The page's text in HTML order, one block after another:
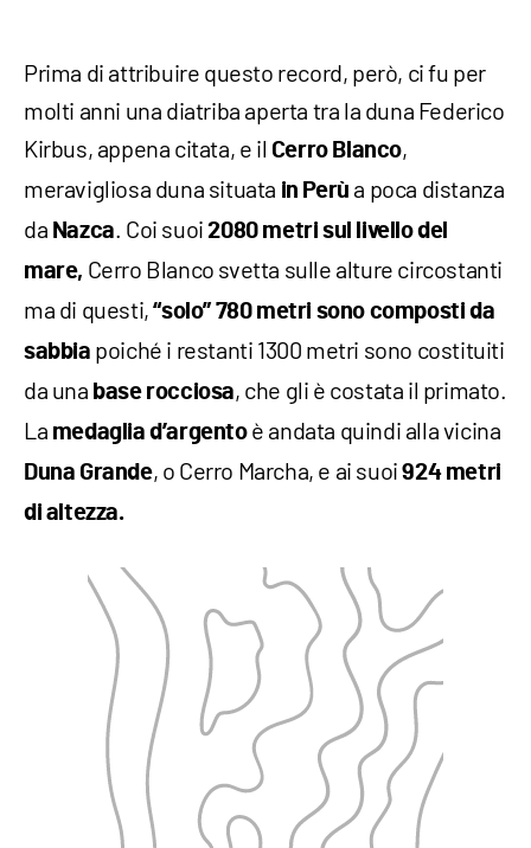
Prima di attribuire questo record, però, ci fu per
molti anni una diatriba aperta tra la duna Federico
Kirbus, appena citata, e il Cerro Blanco,
meravigliosa duna situata in Perù a poca distanza
da Nazca. Coi suoi2080 metri sul livello del
mare, Cerro Blanco svetta sulle alture circostanti
ma di questi,“solo” 780 metri sono composti da
sabbia poiché i restanti 1300 metri sono costituiti
da una base rocciosa, che gli è costata il primato.
La medaglia d’argentoè andata quindi alla vicina
Duna Grande, o Cerro Marcha, e ai suoi 924 metri
di altezza.